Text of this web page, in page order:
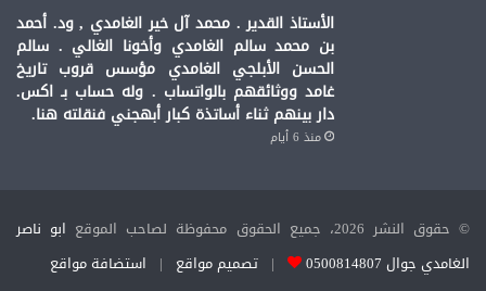
الأستاذ القدير . محمد آل خير الغامدي , ود. أحمد
بن محمد سالم الغامدي وأخونا الغالي . سالم
الحسن الأبلجي الغامدي مؤسس قروب تاريخ
غامد ووثائقهم بالواتساب . وله حساب بـ اكس.
دار بينهم ثناء أساتذة كبار أبهجني فنقلته هنا.
منذ 6 أيام
© حقوق النشر 2026، جميع الحقوق محفوظة لصاحب الموقع
ابو ناصر
الغامدي جوال 0500814807
| تصميم مواقع | استضافة مواقع